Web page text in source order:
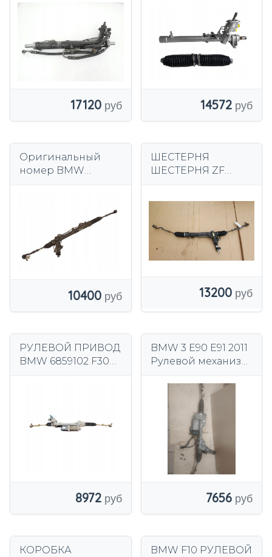
6763807
17120 14572
Оригинальный
номер BMW
10400
ШЕСТЕРНЯ
ШЕСТЕРНЯ ZF
ПОДЪЕМ 01-
13200
РУЛЕВОЙ ПРИВОД
BMW 6859102 F30
8972
BMW 3 E90 E91 2011
Рулевой механизм/
7656
КОРОБКА
BMW F10 РУЛЕВОЙ